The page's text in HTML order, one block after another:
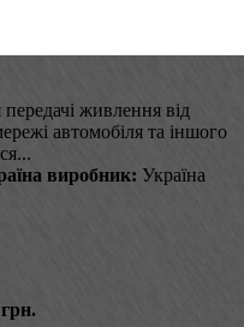
живлення від
автомобіля та іншого
виробник: Україна